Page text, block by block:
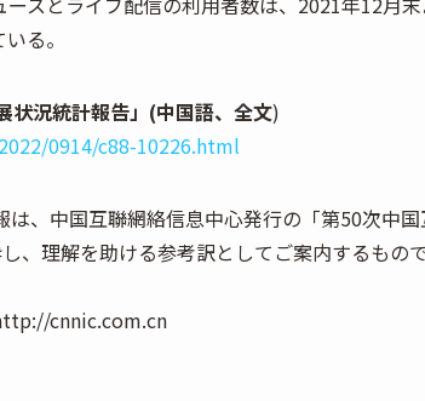
る。
状況統計報告」(中国語、全文)
0914/c88-10226.html
は、中国互聯網絡信息中心発行の「第50次中
、理解を助ける参考訳としてご案内するもの
cnnic.com.cn